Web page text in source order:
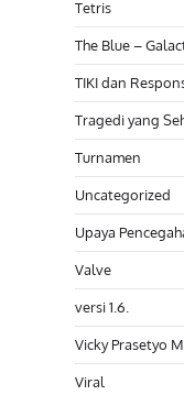
Tetris
The Blue –
TIKI dan
Tragedi yang
Turnamen
Uncategorized
Upaya
Valve
versi 1.6.
Vicky Prasetyo
Viral